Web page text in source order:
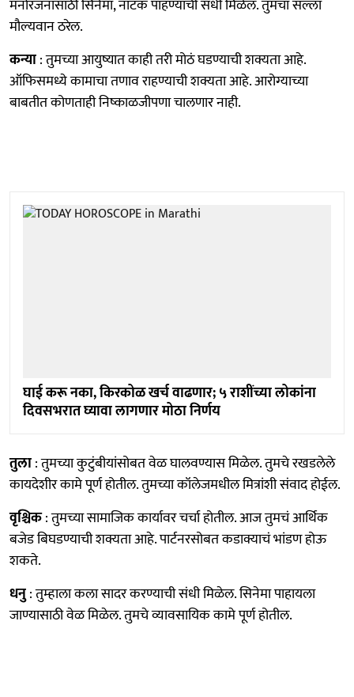
मनोरंजनासाठी सिनेमा, नाटक पाहण्याची संधी मिळेल. तुमचा सल्ला
मौल्यवान ठरेल.
कन्या: तुमच्या आयुष्यात काही तरी मोठं घडण्याची शक्यता आहे.
ऑफिसमध्ये कामाचा तणाव राहण्याची शक्यता आहे. आरोग्याच्या
बाबतीत कोणताही निष्काळजीपणा चालणार नाही.
घाई करू नका, किरकोळ खर्च वाढणार; ५ राशींच्या लोकांना
दिवसभरात घ्यावा लागणार मोठा निर्णय
तुला: तुमच्या कुटुंबीयांसोबत वेळ घालवण्यास मिळेल. तुमचे रखडलेले
कायदेशीर कामे पूर्ण होतील. तुमच्या कॉलेजमधील मित्रांशी संवाद होईल.
वृश्चिक: तुमच्या सामाजिक कार्यावर चर्चा होतील. आज तुमचं आर्थिक
बजेड बिघडण्याची शक्यता आहे. पार्टनरसोबत कडाक्याचं भांडण होऊ
शकते.
धनु: तुम्हाला कला सादर करण्याची संधी मिळेल. सिनेमा पाहायला
जाण्यासाठी वेळ मिळेल. तुमचे व्यावसायिक कामे पूर्ण होतील.